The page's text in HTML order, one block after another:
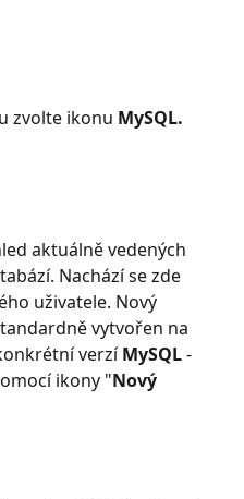
zvolte ikonu MySQL.
aktuálně vedených
Nachází se zde
uživatele. Nový
vytvořen na
verzí MySQL -
ikony "Nový